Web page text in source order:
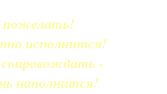
пожелать!
исполнится!
-
наполнится!